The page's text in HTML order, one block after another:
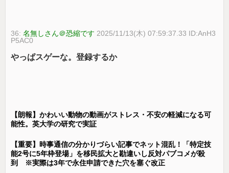
36:名無しさん＠恐縮です 2025/11/13(木) 07:59:37.33 ID:AnH3
P5AC0
やっぱスゲーな。登録するか
【朗報】かわいい動物の動画がストレス・不安の軽減になる可
能性。英大学の研究で実証
【重要】時事通信の分かりづらい記事でネット混乱！「特定技
能2号に5年枠登場」を移民拡大と勘違いし反対パブコメが殺
到 ※実際は3年で永住申請できた穴を塞ぐ改正